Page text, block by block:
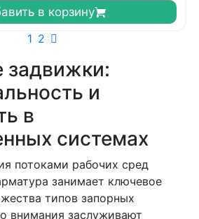
в корзину
1 2
и
в
системах
потоками рабочих сред
занимает ключевое
типов запорных
внимания заслуживают